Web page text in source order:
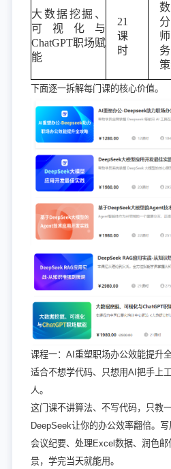
大数据挖掘、
可视化与
ChatGPT职场赋
能
21
课
时
下面逐一拆解每门课的核心价值。
课程一：AI重塑职场办公效能提升
适合不想学代码、只想用AI把手上
人。
这门课不讲算法、不写代码，只教
DeepSeek让你的办公效率翻倍。
会议纪要、处理Excel数据、润色
景，学完当天就能用。